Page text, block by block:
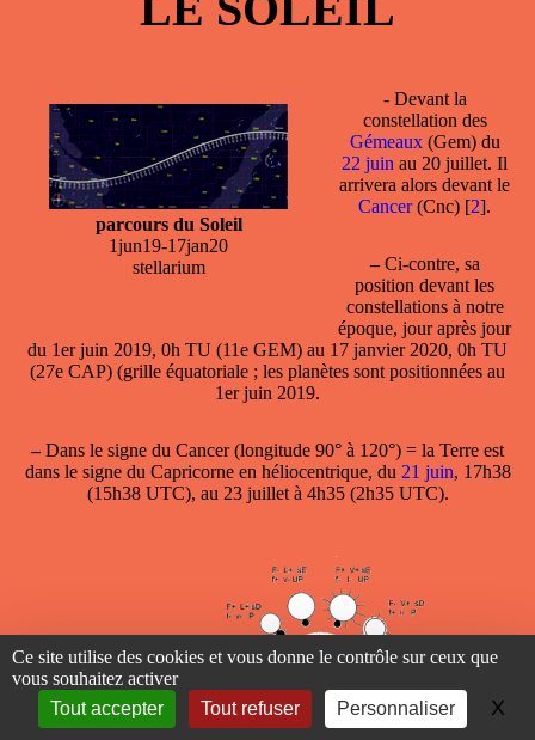
parcours du Soleil
1jun19-17jan20
stellarium
- Devant la
constellation des
Gémeaux(Gem) du
22 juin au 20 juillet. Il
arrivera alors devant le
Cancer(Cnc) [2].
–Ci-contre, sa
position devant les
constellations à notre
époque, jour après jour
du 1er juin 2019, 0h TU (11e GEM) au 17 janvier 2020, 0h TU
(27e CAP) (grille équatoriale ; les planètes sont positionnées au
1er juin 2019.
–Dans le signe du Cancer(longitude 90° à 120°) = la Terre est
dans le signe du Capricorne en héliocentrique, du 21 juin, 17h38
(15h38 UTC), au 23 juillet à 4h35 (2h35 UTC).
Ce site utilise des cookies et vous donne le contrôle sur ceux que
vous souhaitez activer
Tout accepter
Tout refuser Personnaliser X